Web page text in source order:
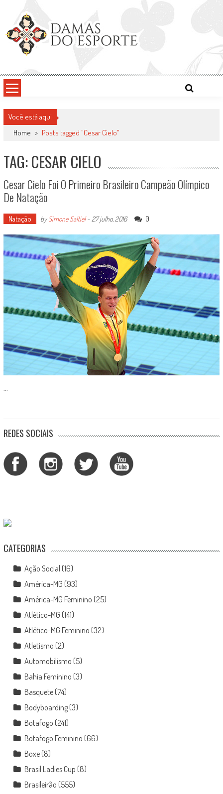
content
Damas do Esporte
Você está aqui
Home > Posts tagged "Cesar Cielo"
TAG: CESAR CIELO
Cesar Cielo Foi O Primeiro Brasileiro Campeão Olímpico
De Natação
Natação bySimone Saltiel- 27 julho, 2016 0
REDES SOCIAIS
CATEGORIAS
Ação Social (16)
América-MG (93)
América-MG Feminino (25)
Atlético-MG (141)
Atlético-MG Feminino (32)
Atletismo (2)
Automobilismo (5)
Bahia Feminino (3)
Basquete(74)
Bodyboarding(3)
Botafogo (241)
Botafogo Feminino (66)
Boxe(8)
Brasil Ladies Cup (8)
Brasileirão (555)